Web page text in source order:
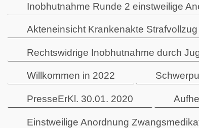
Inobhutnahme Runde 2 einstweilige
Akteneinsicht Krankenakte Strafvollzug
Rechtswidrige Inobhutnahme durch
Willkommen in 2022
PresseErKl. 30.01. 2020
Einstweilige Anordnung